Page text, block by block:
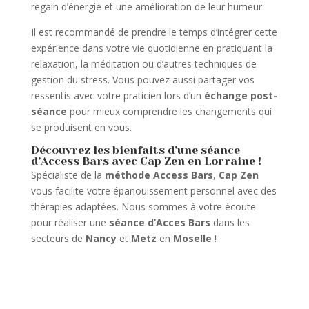
regain d’énergie et une amélioration de leur humeur.
Il est recommandé de prendre le temps d’intégrer cette
expérience dans votre vie quotidienne en pratiquant la
relaxation, la méditation ou d’autres techniques de
gestion du stress. Vous pouvez aussi partager vos
ressentis avec votre praticien lors d’un échange post-
séance pour mieux comprendre les changements qui
se produisent en vous.
Découvrez les bienfaits d’une séance
d’Access Bars avec Cap Zen en Lorraine !
Spécialiste de la méthode Access Bars, Cap Zen
vous facilite votre épanouissement personnel avec des
thérapies adaptées. Nous sommes à votre écoute
pour réaliser une séance d’Acces Bars dans les
secteurs de Nancyet Metz en Moselle !